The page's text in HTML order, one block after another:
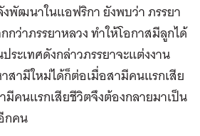
พัฒนาในแอฟริกา ยังพบว่า ภรรยา
ว่าภรรยาหลวง ทำให้โอกาสมีลูกได้
ระเทศดังกล่าวภรรยาจะแต่งงาน
สามีใหม่ได้ก็ต่อเมื่อสามีคนแรกเสีย
มีคนแรกเสียชีวิตจึงต้องกลายมาเป็น
กคน